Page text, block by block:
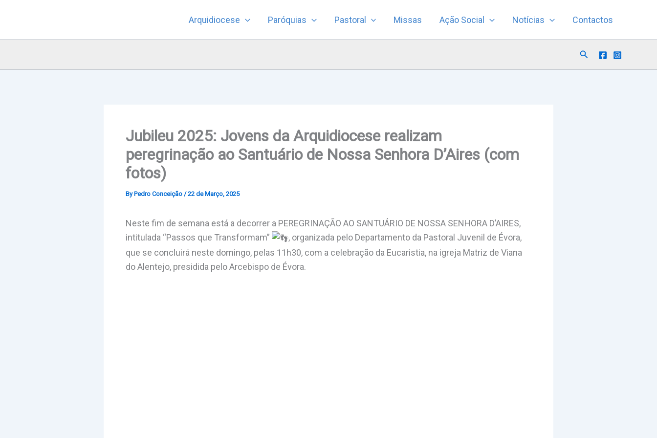
Arquidiocese Paróquias Pastoral Missas Ação Social Notícias Contactos
Search
Jubileu 2025: Jovens da Arquidiocese realizam
peregrinação ao Santuário de Nossa Senhora D’Aires (com
fotos)
By Pedro Conceição /22 de Março, 2025
Neste fim de semana está a decorrer a PEREGRINAÇÃO AO SANTUÁRIO DE NOSSA SENHORA D’AIRES,
intitulada “Passos que Transformam”
, organizada pelo Departamento da Pastoral Juvenil de Évora,
que se concluirá neste domingo, pelas 11h30, com a celebração da Eucaristia, na igreja Matriz de Viana
do Alentejo, presidida pelo Arcebispo de Évora.